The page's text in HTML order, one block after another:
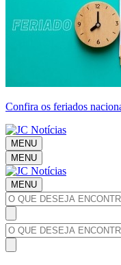
Confira os feriados
MENU
MENU
MENU